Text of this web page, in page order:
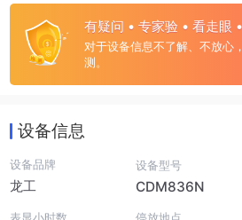
有疑问 • 专家验 • 看走眼
对于设备信息不了解、不放心
测。
设备信息
设备品牌
龙工
设备型号
CDM836N